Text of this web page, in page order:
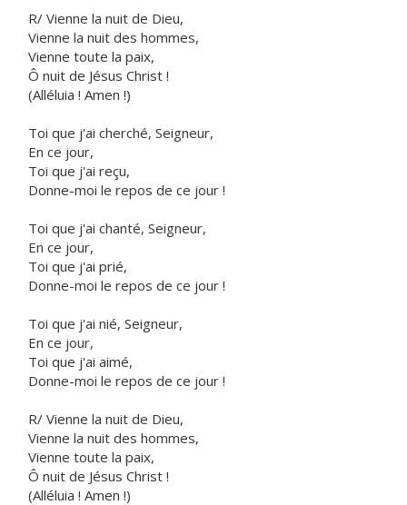
R/ Vienne la nuit de Dieu,
Vienne la nuit des hommes,
Vienne toute la paix,
Ô nuit de Jésus Christ !
(Alléluia ! Amen !)
Toi que j'ai cherché, Seigneur,
En ce jour,
Toi que j'ai reçu,
Donne-moi le repos de ce jour !
Toi que j'ai chanté, Seigneur,
En ce jour,
Toi que j'ai prié,
Donne-moi le repos de ce jour !
Toi que j'ai nié, Seigneur,
En ce jour,
Toi que j'ai aimé,
Donne-moi le repos de ce jour !
R/ Vienne la nuit de Dieu,
Vienne la nuit des hommes,
Vienne toute la paix,
Ô nuit de Jésus Christ !
(Alléluia ! Amen !)